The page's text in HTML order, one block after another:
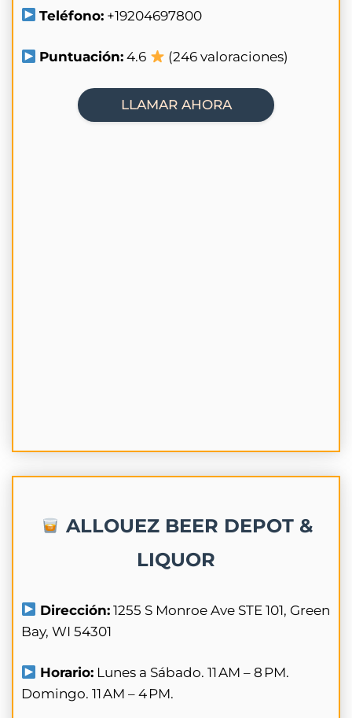
Teléfono: +19204697800
Puntuación: 4.6 (246 valoraciones)
LLAMAR AHORA
ALLOUEZ BEER DEPOT &
LIQUOR
Dirección: 1255 S Monroe Ave STE 101, Green
Bay, WI 54301
Horario: Lunes a Sábado. 11 AM – 8 PM.
Domingo. 11 AM – 4 PM.